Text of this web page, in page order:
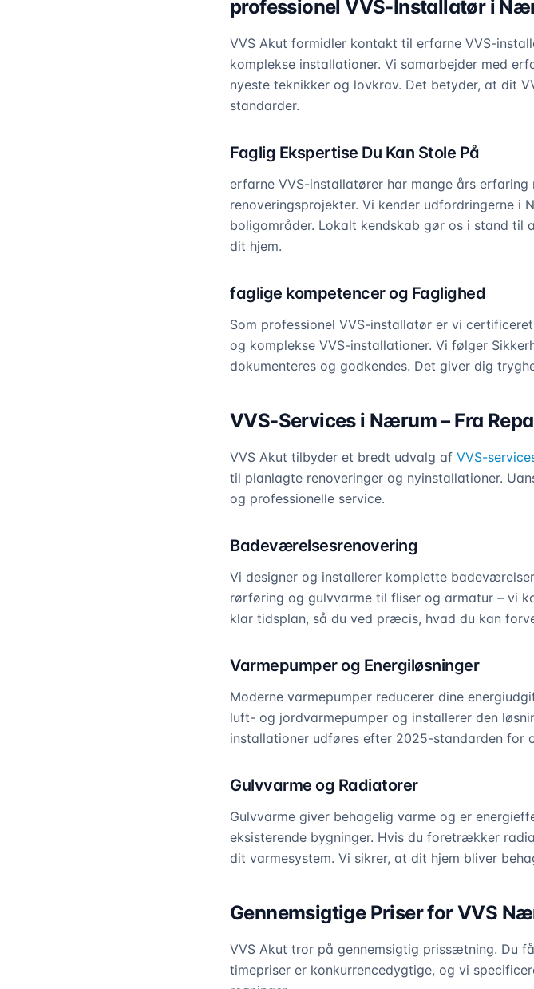
professionel VVS-Installatør i
VVS Akut formidler kontakt til erfarne VVS-
komplekse installationer. Vi samarbejder med
nyeste teknikker og lovkrav. Det betyder, at dit
standarder.
Faglig Ekspertise Du Kan Stole På
erfarne VVS-installatører har mange års
renoveringsprojekter. Vi kender udfordringerne
boligområder. Lokalt kendskab gør os i stand til
dit hjem.
faglige kompetencer og Faglighed
Som professionel VVS-installatør er vi
og komplekse VVS-installationer. Vi følger
dokumenteres og godkendes. Det giver dig
VVS-Services i Nærum – Fra
VVS Akut tilbyder et bredt udvalg af VVS-
til planlagte renoveringer og nyinstallationer.
og professionelle service.
Badeværelsesrenovering
Vi designer og installerer komplette
rørføring og gulvvarme til fliser og armatur – vi
klar tidsplan, så du ved præcis, hvad du kan
Varmepumper og Energiløsninger
Moderne varmepumper reducerer dine
luft- og jordvarmepumper og installerer den
installationer udføres efter 2025-standarden for
Gulvvarme og Radiatorer
Gulvvarme giver behagelig varme og er
eksisterende bygninger. Hvis du foretrækker
dit varmesystem. Vi sikrer, at dit hjem bliver
Gennemsigtige Priser for VVS
VVS Akut tror på gennemsigtig prissætning. Du
timepriser er konkurrencedygtige, og vi